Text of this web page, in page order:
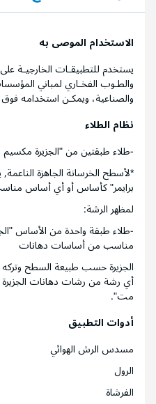
الاستخدام الموصى به
يستخدم للتطبيقـات الخارجيـة
والطـوب الفخـاري لمباني
والصناعية، ويمكـن استخدامه
نظام الطلاء
-طلاء طبقتين من "الجزيرة
*لأسطح الخرسانة الجاهزة
برايمر" كأساس أو أي أساس
لمظهر الرشة:
-طلاء طبقة واحدة من الأساس
مناسب من أساسات دهانات
الجزيرة حسب طبيعة السطح
أي رشة من رشات دهانات
مت".
أدوات التطبيق
مسدس الرش الهوائي
الرول
الفرشاة